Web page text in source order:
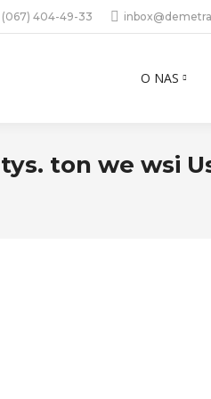
(067) 404-49-33
O NAS
ton we wsi